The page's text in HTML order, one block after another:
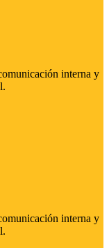
interna y
interna y